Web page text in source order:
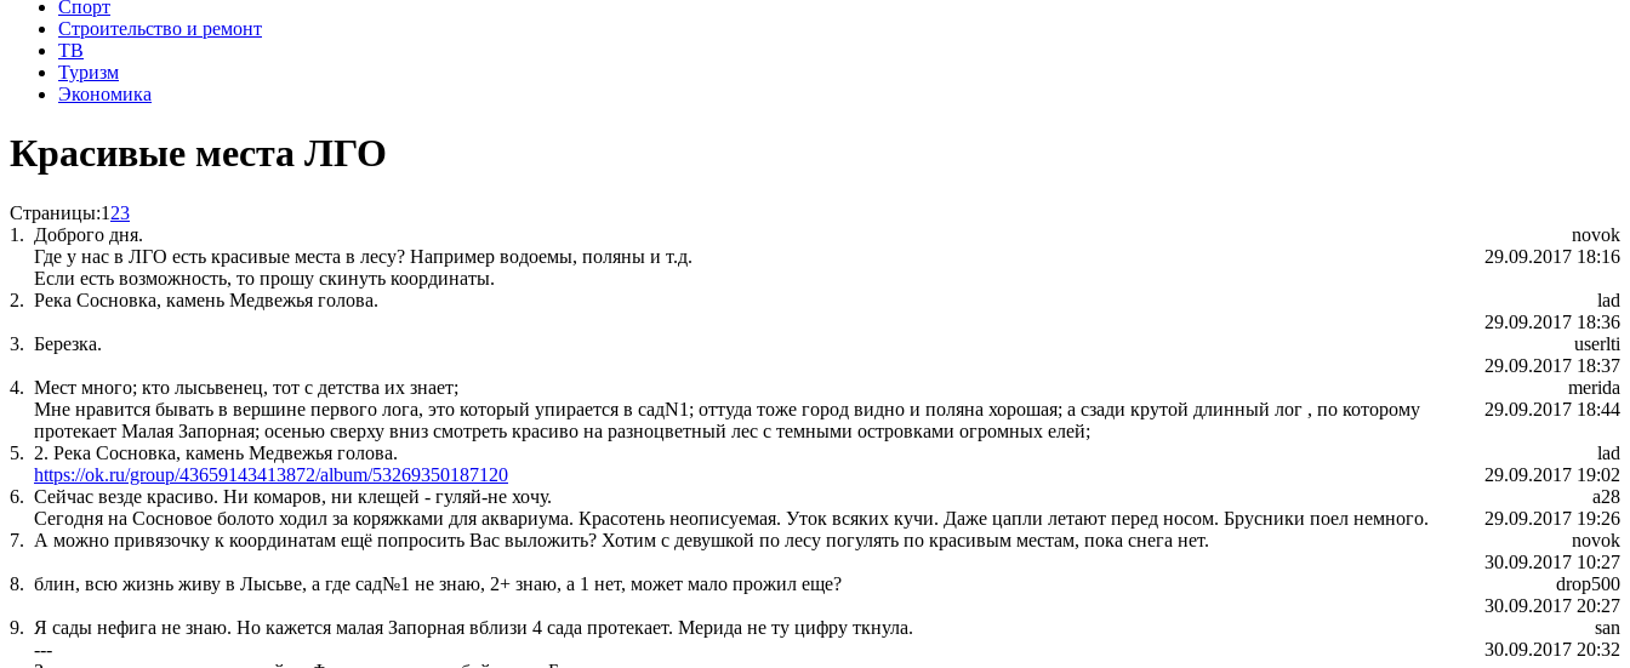
Спорт
Строительство и ремонт
ТВ
Туризм
Экономика
Красивые места ЛГО
Страницы:1 23
1. Доброго дня.
Где у нас в ЛГО есть красивые места в лесу? Например водоемы, поляны и т.д.
Если есть возможность, то прошу скинуть координаты.
novok
29.09.2017 18:16
2. Река Сосновка, камень Медвежья голова.
lad
29.09.2017 18:36
3. Березка.
userlti
29.09.2017 18:37
4. Мест много; кто лысьвенец, тот с детства их знает;
Мне нравится бывать в вершине первого лога, это который упирается в садN1; оттуда тоже город видно и поляна хорошая; а сзади крутой длинный лог , по которому
протекает Малая Запорная; осенью сверху вниз смотреть красиво на разноцветный лес с темными островками огромных елей;
merida
29.09.2017 18:44
5. 2. Река Сосновка, камень Медвежья голова.
https://ok.ru/group/43659143413872/album/53269350187120
lad
29.09.2017 19:02
6. Сейчас везде красиво. Ни комаров, ни клещей - гуляй-не хочу.
Сегодня на Сосновое болото ходил за коряжками для аквариума. Красотень неописуемая. Уток всяких кучи. Даже цапли летают перед носом. Брусники поел немного.
a28
29.09.2017 19:26
7. А можно привязочку к координатам ещё попросить Вас выложить? Хотим с девушкой по лесу погулять по красивым местам, пока снега нет.
novok
30.09.2017 10:27
8. блин, всю жизнь живу в Лысьве, а где сад№1 не знаю, 2+ знаю, а 1 нет, может мало прожил еще?
drop500
30.09.2017 20:27
9. Я сады нефига не знаю. Но кажется малая Запорная вблизи 4 сада протекает. Мерида не ту цифру ткнула.
---
san
30.09.2017 20:32